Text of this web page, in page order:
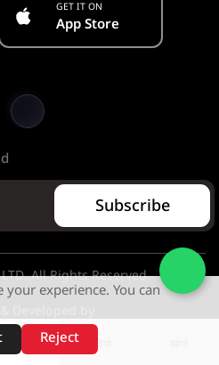
GET IT ON
App Store
Subscribe
All Rights Reserved.
Developed by
your experience. You can
Reject